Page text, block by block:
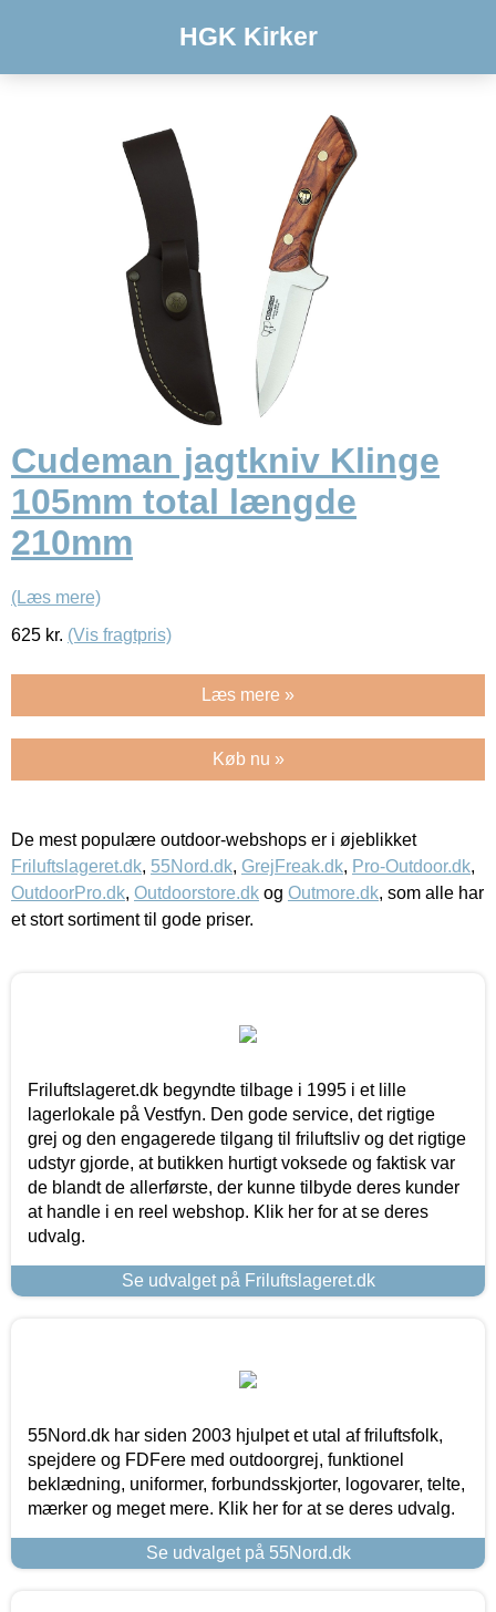
HGK Kirker
Cudeman jagtkniv Klinge
105mm total længde
210mm
(Læs mere)
625 kr. (Vis fragtpris)
Læs mere »
Køb nu »
De mest populære outdoor-webshops er i øjeblikket
Friluftslageret.dk, 55Nord.dk, GrejFreak.dk, Pro-Outdoor.dk,
OutdoorPro.dk, Outdoorstore.dk og Outmore.dk, som alle har
et stort sortiment til gode priser.
Friluftslageret.dk begyndte tilbage i 1995 i et lille
lagerlokale på Vestfyn. Den gode service, det rigtige
grej og den engagerede tilgang til friluftsliv og det rigtige
udstyr gjorde, at butikken hurtigt voksede og faktisk var
de blandt de allerførste, der kunne tilbyde deres kunder
at handle i en reel webshop. Klik her for at se deres
udvalg.
Se udvalget på Friluftslageret.dk
55Nord.dk har siden 2003 hjulpet et utal af friluftsfolk,
spejdere og FDFere med outdoorgrej, funktionel
beklædning, uniformer, forbundsskjorter, logovarer, telte,
mærker og meget mere. Klik her for at se deres udvalg.
Se udvalget på 55Nord.dk